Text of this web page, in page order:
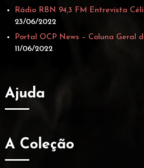
Rádio RBN 94,3 FM Entrevista
23/06/2022
Portal OCP News – Coluna Geral
11/06/2022
Ajuda
A Coleção